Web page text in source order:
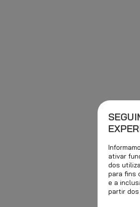
ativar
dos
para fins
e a
partir